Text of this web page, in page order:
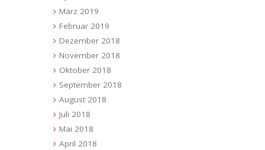
März 2019
Februar 2019
Dezember 2018
November 2018
Oktober 2018
September 2018
August 2018
Juli 2018
Mai 2018
April 2018